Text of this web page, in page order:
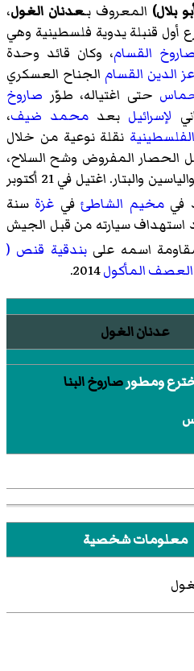
بلال) المعروف بـعدنان الغول،
أول قنبلة يدوية فلسطينية وهي
صاروخ القسام، وكان قائد وحدة
الدين القسام الجناح العسكري
حماس حتى اغتياله، طوّر صاروخ
لإسرائيل بعد محمد ضيف،
نقلة نوعية من خلال
الحصار المفروض وشح السلاح،
وكان من أبرز إبداعاته القسام والياسين والبتار. اغتيل في 21 أكتوبر
فيمخيم الشاطئفي غزة سنة
سيارته من قبل الجيش
اسمه علىبندقية قنص (
المأكول
عدنان الغول
ومطورصاروخ البنا
معلومات شخصية